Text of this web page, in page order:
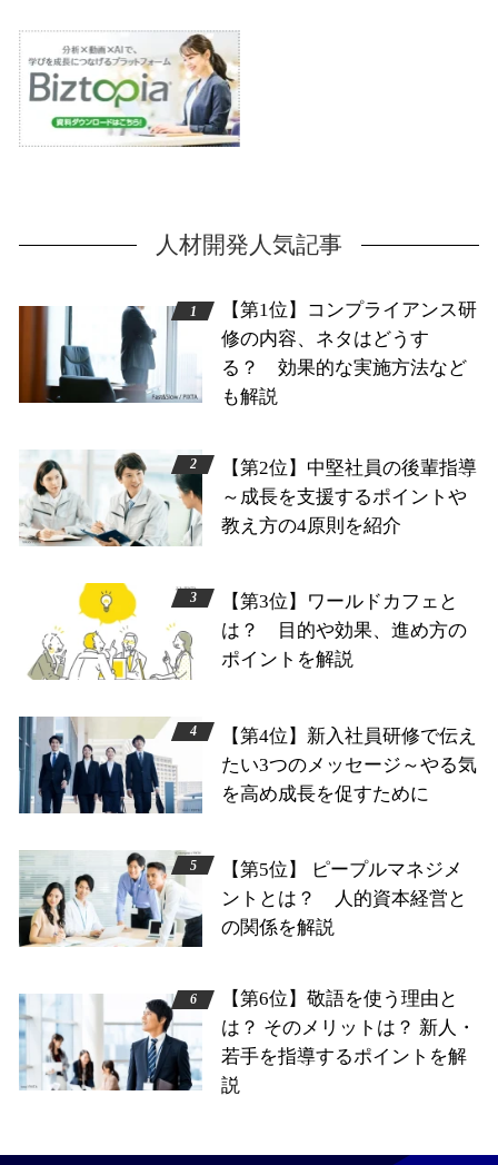
人材開発人気記事
【第1位】コンプライアンス研
修の内容、ネタはどうす
る？ 効果的な実施方法など
も解説
【第2位】中堅社員の後輩指導
～成長を支援するポイントや
教え方の4原則を紹介
【第3位】ワールドカフェと
は？ 目的や効果、進め方の
ポイントを解説
【第4位】新入社員研修で伝え
たい3つのメッセージ～やる気
を高め成長を促すために
【第5位】 ピープルマネジメ
ントとは？ 人的資本経営と
の関係を解説
【第6位】敬語を使う理由と
は？ そのメリットは？ 新人・
若手を指導するポイントを解
説